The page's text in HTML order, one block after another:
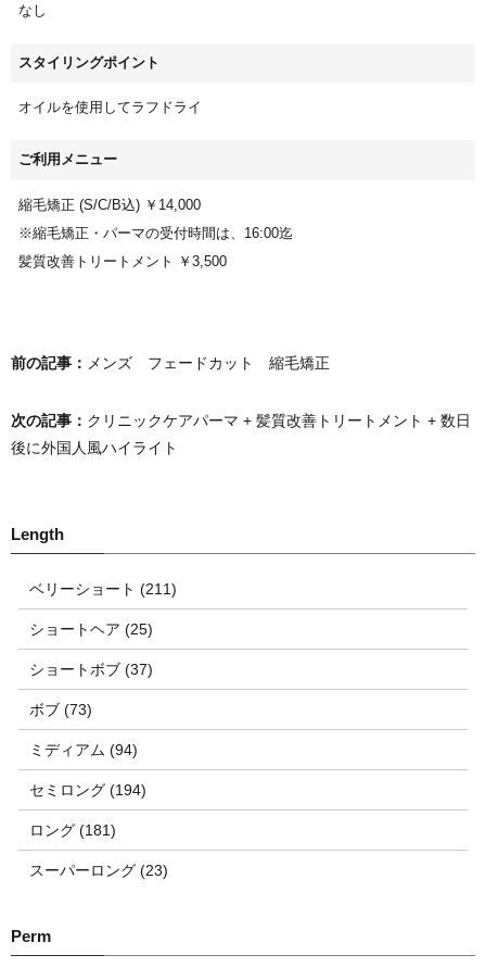
なし
スタイリングポイント
オイルを使用してラフドライ
ご利用メニュー
縮毛矯正 (S/C/B込) ￥14,000
※縮毛矯正・パーマの受付時間は、16:00迄
髪質改善トリートメント ￥3,500
前の記事： メンズ フェードカット 縮毛矯正
次の記事： クリニックケアパーマ + 髪質改善トリートメント + 数日
後に外国人風ハイライト
ベリーショート (211)
ショートヘア (25)
ショートボブ (37)
ボブ (73)
ミディアム (94)
セミロング (194)
ロング (181)
スーパーロング (23)